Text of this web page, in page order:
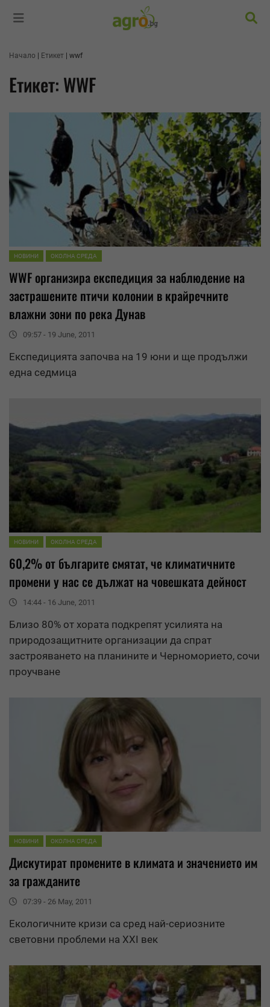
Начало Етикет wwf
Етикет: WWF
НОВИНИ ОКОЛНА СРЕДА
WWF организира експедиция за наблюдение на
застрашените птичи колонии в крайречните
влажни зони по река Дунав
09:57 - 19 June, 2011
Експедицията започва на 19 юни и ще продължи
една седмица
НОВИНИ ОКОЛНА СРЕДА
60,2% от българите смятат, че климатичните
промени у нас се дължат на човешката дейност
14:44 - 16 June, 2011
Близо 80% от хората подкрепят усилията на
природозащитните организации да спрат
застрояването на планините и Черноморието, сочи
проучване
НОВИНИ ОКОЛНА СРЕДА
Дискутират промените в климата и значението им
за гражданите
07:39 - 26 May, 2011
Екологичните кризи са сред най-сериозните
световни проблеми на XXI век